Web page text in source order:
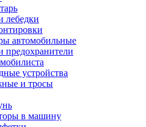
лебедки
автомобильные
предохранители
устройства
и тросы
в машину